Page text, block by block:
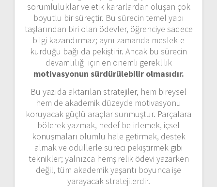
sorumluluklar ve etik kararlardan oluşan çok
boyutlu bir süreçtir. Bu sürecin temel yapı
taşlarından biri olan ödevler, öğrenciye sadece
bilgi kazandırmaz; aynı zamanda meslekle
kurduğu bağı da pekiştirir. Ancak bu sürecin
devamlılığı için en önemli gereklilik
motivasyonun sürdürülebilir olmasıdır.
Bu yazıda aktarılan stratejiler, hem bireysel
hem de akademik düzeyde motivasyonu
koruyacak güçlü araçlar sunmuştur. Parçalara
bölerek yazmak, hedef belirlemek, içsel
konuşmaları olumlu hale getirmek, destek
almak ve ödüllerle süreci pekiştirmek gibi
teknikler; yalnızca hemşirelik ödevi yazarken
değil, tüm akademik yaşantı boyunca işe
yarayacak stratejilerdir.